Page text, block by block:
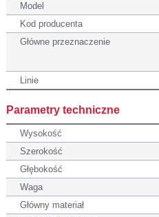
Model
Kod producenta
Główne przeznaczenie
Linie
Parametry techniczne
Wysokość
Szerokość
Głębokość
Waga
Główny materiał